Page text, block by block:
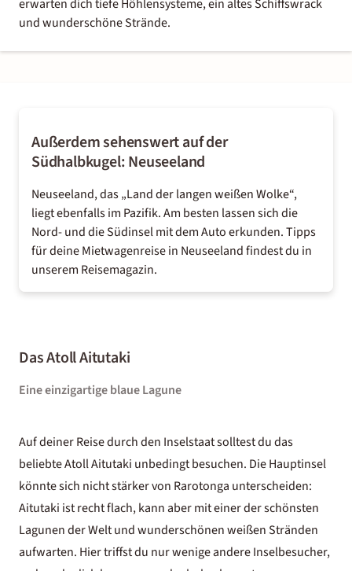
erwarten dich tiefe Höhlensysteme, ein altes Schiffswrack
und wunderschöne Strände.
Außerdem sehenswert auf der
Südhalbkugel: Neuseeland
Neuseeland, das „Land der langen weißen Wolke“,
liegt ebenfalls im Pazifik. Am besten lassen sich die
Nord- und die Südinsel mit dem Auto erkunden. Tipps
für deine Mietwagenreise in Neuseelandfindest du in
unserem Reisemagazin.
Das Atoll Aitutaki
Eine einzigartige blaue Lagune
Auf deiner Reise durch den Inselstaat solltest du das
beliebte Atoll Aitutaki unbedingt besuchen. Die Hauptinsel
könnte sich nicht stärker von Rarotonga unterscheiden:
Aitutaki ist recht flach, kann aber mit einer der schönsten
Lagunen der Welt und wunderschönen weißen Stränden
aufwarten. Hier triffst du nur wenige andere Inselbesucher,